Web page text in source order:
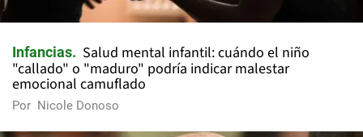
Infancias
Salud mental infantil: cuándo el niño
"callado" o "maduro" podría indicar malestar
emocional camuflado
Por Nicole Donoso